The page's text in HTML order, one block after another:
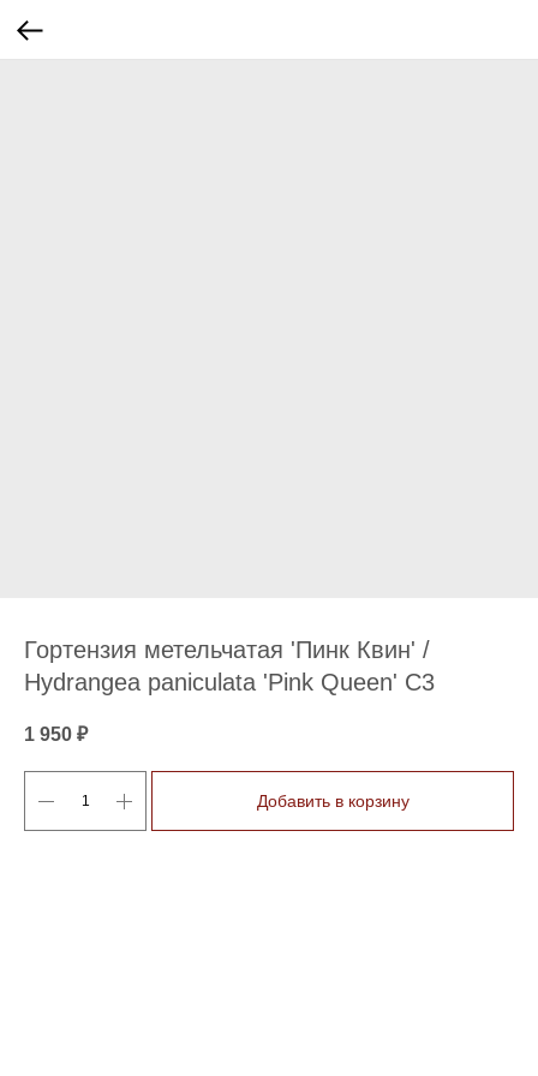
Гортензия метельчатая 'Пинк Квин' /
Hydrangea paniculata 'Pink Queen' С3
1 950 ₽
Добавить в корзину